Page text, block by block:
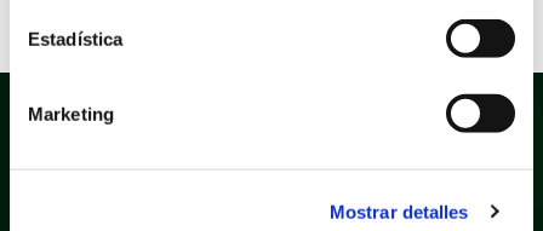
Estadística
Marketing
Mostrar detalles